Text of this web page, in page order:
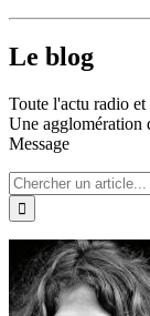
Le blog
Toute l'actu radio et
Une agglomération
Message